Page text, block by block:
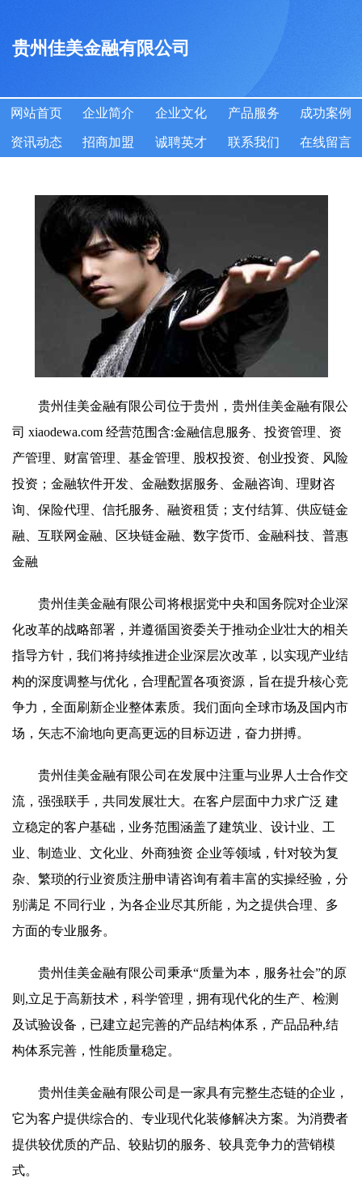
贵州佳美金融有限公司
网站首页 企业简介 企业文化 产品服务 成功案例
资讯动态 招商加盟 诚聘英才 联系我们 在线留言
贵州佳美金融有限公司位于贵州，贵州佳美金融有限公
司 xiaodewa.com 经营范围含:金融信息服务、投资管理、资
产管理、财富管理、基金管理、股权投资、创业投资、风险
投资；金融软件开发、金融数据服务、金融咨询、理财咨
询、保险代理、信托服务、融资租赁；支付结算、供应链金
融、互联网金融、区块链金融、数字货币、金融科技、普惠
金融
贵州佳美金融有限公司将根据党中央和国务院对企业深
化改革的战略部署，并遵循国资委关于推动企业壮大的相关
指导方针，我们将持续推进企业深层次改革，以实现产业结
构的深度调整与优化，合理配置各项资源，旨在提升核心竞
争力，全面刷新企业整体素质。我们面向全球市场及国内市
场，矢志不渝地向更高更远的目标迈进，奋力拼搏。
贵州佳美金融有限公司在发展中注重与业界人士合作交
流，强强联手，共同发展壮大。在客户层面中力求广泛 建
立稳定的客户基础，业务范围涵盖了建筑业、设计业、工
业、制造业、文化业、外商独资 企业等领域，针对较为复
杂、繁琐的行业资质注册申请咨询有着丰富的实操经验，分
别满足 不同行业，为各企业尽其所能，为之提供合理、多
方面的专业服务。
贵州佳美金融有限公司秉承“质量为本，服务社会”的原
则,立足于高新技术，科学管理，拥有现代化的生产、检测
及试验设备，已建立起完善的产品结构体系，产品品种,结
构体系完善，性能质量稳定。
贵州佳美金融有限公司是一家具有完整生态链的企业，
它为客户提供综合的、专业现代化装修解决方案。为消费者
提供较优质的产品、较贴切的服务、较具竞争力的营销模
式。